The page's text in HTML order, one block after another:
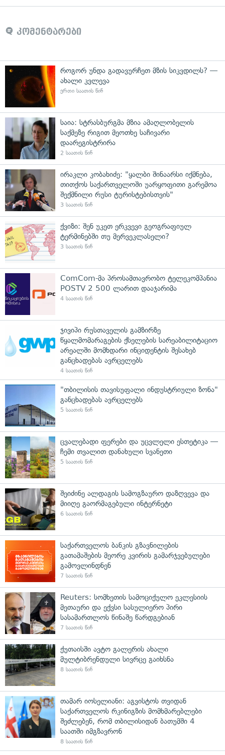
კომენტარები
როგორ უნდა გადავურჩეთ მზის სიკვდილს? —
ახალი კვლევა
ერთი საათის წინ
საია: სტრასბურგმა მზია ამაღლობელის
საქმეზე რიგით მეოთხე საჩივარი
დაარეგისტრირა
2 საათის წინ
ირაკლი კობახიძე: "ყალბი შინაარსი იქმნება,
თითქოს საქართველოში უარყოფითი გარემოა
შექმნილი რუსი ტურისტებისთვის"
3 საათის წინ
ქვიზი: შენ უკეთ ერკვევი გეოგრაფიულ
ტერმინებში თუ მერვეკლასელი?
3 საათის წინ
ComCom-მა პროსამთავრობო ტელეკომპანია
POSTV 2 500 ლარით დააჯარიმა
4 საათის წინ
ჯივიპი რუსთაველის გამზირზე
წყალმომარაგების ქსელების სარეაბილიტაციო
არეალში მომხდარი ინციდენტის შესახებ
განცხადებას ავრცელებს
4 საათის წინ
"თბილისის თავისუფალი ინდუსტრიული ზონა"
განცხადებას ავრცელებს
5 საათის წინ
ცვალებადი ფერები და უცვლელი ესთეტიკა —
ჩემი თვალით დანახული სვანეთი
5 საათის წინ
შეიძინე ალდაგის სამოგზაურო დაზღვევა და
მიიღე გაორმაგებული ინტერნეტი
6 საათის წინ
საქართველოს ბანკის გზავნილების
გათამაშების მეორე კვირის გამარჯვებულები
გამოვლინდნენ
7 საათის წინ
Reuters: სომხეთის სამოციქულო ეკლესიის
მეთაური და ექვსი სასულიერო პირი
სასამართლოს წინაშე წარდგებიან
7 საათის წინ
ქუთაისში ავტო გალერის ახალი
მულტიბრენდული სივრცე გაიხსნა
8 საათის წინ
თამარ იოსელიანი: აგვისტოს თვიდან
საქართველოს რკინიგზის მომხმარებლები
შეძლებენ, რომ თბილისიდან ბათუმში 4
საათში იმგზავრონ
8 საათის წინ